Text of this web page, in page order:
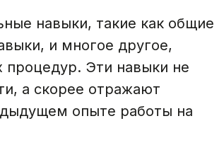
навыки, такие как общие
и многое другое,
процедур. Эти навыки не
а скорее отражают
опыте работы на